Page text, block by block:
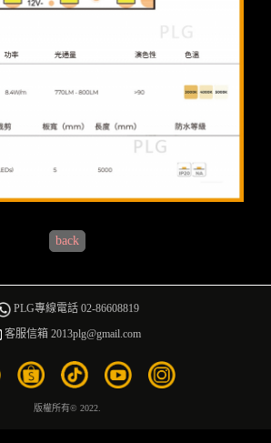
back
PLG專線電話 02-86608819
客服信箱 2013plg@gmail.com
版權所有© 2022.